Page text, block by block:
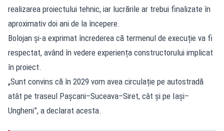
realizarea proiectului tehnic, iar lucrările ar trebui finalizate în
aproximativ doi ani de la începere.
Bolojan și-a exprimat încrederea că termenul de execuție va fi
respectat, având în vedere experiența constructorului implicat
în proiect.
„Sunt convins că în 2029 vom avea circulație pe autostradă
atât pe traseul Pașcani–Suceava–Siret, cât și pe Iași–
Ungheni”, a declarat acesta.